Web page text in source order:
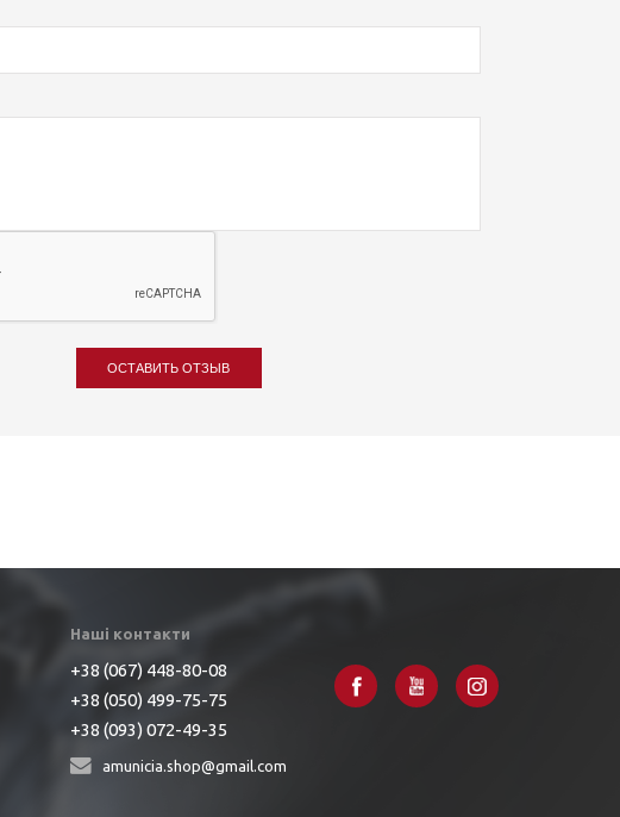
ОСТАВИТЬ ОТЗЫВ
Наші контакти
+38 (067) 448-80-08
+38 (050) 499-75-75
+38 (093) 072-49-35
amunicia.shop@gmail.com